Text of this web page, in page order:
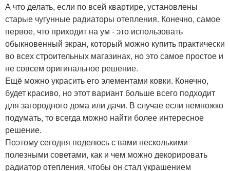
А что делать, если по всей квартире, установлены
старые чугунные радиаторы отепления. Конечно, самое
первое, что приходит на ум - это использовать
обыкновенный экран, который можно купить практически
во всех строительных магазинах, но это самое простое и
не совсем оригинальное решение.
Ещё можно украсить его элементами ковки. Конечно,
будет красиво, но этот вариант больше всего подходит
для загородного дома или дачи. В случае если немножко
подумать, то всегда можно найти более интересное
решение.
Поэтому сегодня поделюсь с вами несколькими
полезными советами, как и чем можно декорировать
радиатор отепления, чтобы он стал украшением